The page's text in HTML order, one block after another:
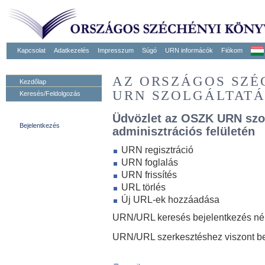
Kapcsolat Adatkezelés Impresszum Súgó URN informácók Fiókom
Kezdőlap
Keresés/Feldolgozás
Bejelentkezés
AZ ORSZÁGOS
URN
Üdvözlet az OSZK URN
adminisztrációs felületén
URN regisztráció
URN foglalás
URN frissítés
URL törlés
Új URL-ek hozzáadása
URN/URL keresés bejelentkezés
URN/URL szerkesztéshez viszont